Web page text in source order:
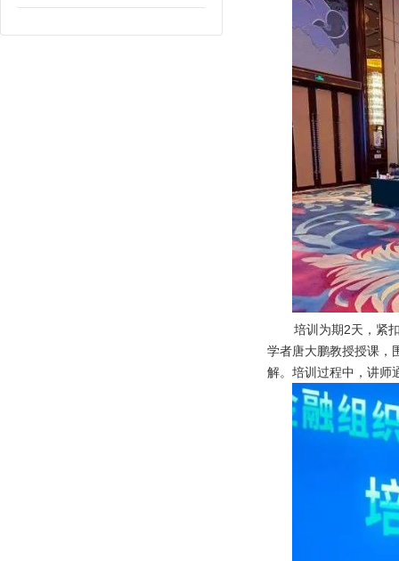
培训为期2天，紧
学者唐大鹏教授授课，
解。培训过程中，讲师